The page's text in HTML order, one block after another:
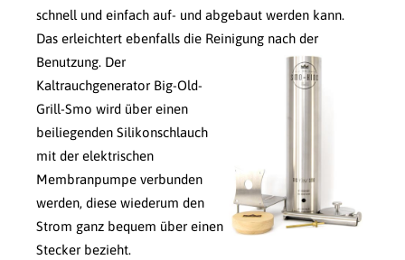
schnell und einfach auf- und abgebaut werden kann.
Das erleichtert ebenfalls die Reinigung nach der
Benutzung. Der
Kaltrauchgenerator Big-Old-
Grill-Smo wird über einen
beiliegenden Silikonschlauch
mit der elektrischen
Membranpumpe verbunden
werden, diese wiederum den
Strom ganz bequem über einen
Stecker bezieht.